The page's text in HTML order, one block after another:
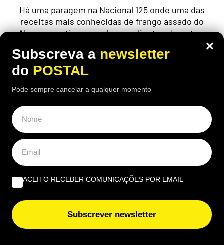
Há uma paragem na Nacional 125 onde uma das
receitas mais conhecidas de frango assado do
Algarve continuam a chamar clientes durante o
Algarve reduz despesa em radiologia, mas mantém
setor com concentração elevada
Crise em Ceuta leva a reforço da vigilância marítima no
Algarve
Kanye West faz Estádio Algarve vibrar do topo de um
globo
×
Subscreva a newsletter
do POSTAL
Pode sempre cancelar a qualquer momento
ACEITO RECEBER COMUNICAÇÕES POR EMAIL
Subscrever newsletter